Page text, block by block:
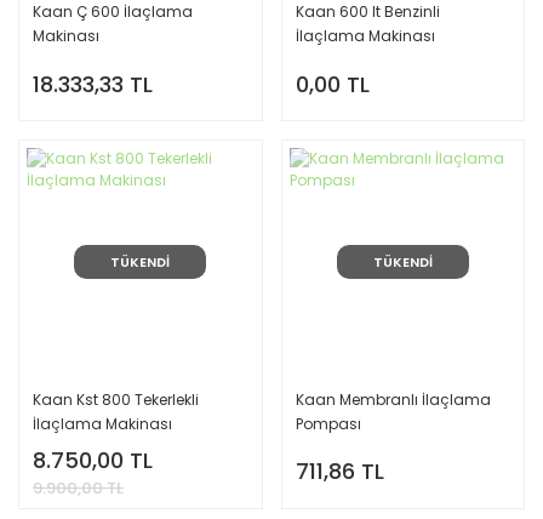
Kaan Ç 600 İlaçlama
Makinası
18.333,33 TL
Kaan 600 lt Benzinli
İlaçlama Makinası
0,00 TL
TÜKENDİ
Kaan Kst 800 Tekerlekli
İlaçlama Makinası
8.750,00 TL
9.900,00 TL
TÜKENDİ
Kaan Membranlı İlaçlama
Pompası
711,86 TL